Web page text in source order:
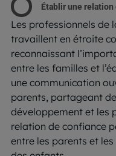
Établir une relation
Les professionnels de
travaillent en étroite
reconnaissant
entre les familles et
une communication
parents, partageant
développement et les
relation de confiance
entre les parents et